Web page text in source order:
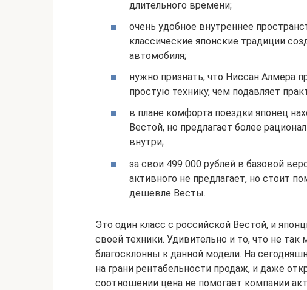
длительного времени;
очень удобное внутреннее
классические японские традиции
автомобиля;
нужно признать, что Ниссан Алмера
простую технику, чем подавляет
в плане комфорта поездки японец
Вестой, но предлагает более
внутри;
за свои 499 000 рублей в базовой
активного не предлагает, но стоит
дешевле Весты.
Это один класс с российской Вестой, и
своей техники. Удивительно и то, что не так
благосклонны к данной модели. На
на грани рентабельности продаж, и даже
соотношении цена не помогает компании